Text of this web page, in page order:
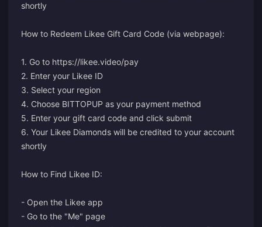
shortly
How to Redeem Likee Gift Card Code (via webpage):
1. Go to https://likee.video/pay
2. Enter your Likee ID
3. Select your region
4. Choose BITTOPUP as your payment method
5. Enter your gift card code and click submit
6. Your Likee Diamonds will be credited to your account
shortly
How to Find Likee ID:
- Open the Likee app
- Go to the "Me" page